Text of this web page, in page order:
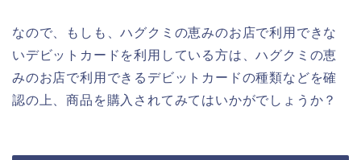
なので、もしも、ハグクミの恵みのお店で利用できな
いデビットカードを利用している方は、ハグクミの恵
みのお店で利用できるデビットカードの種類などを確
認の上、商品を購入されてみてはいかがでしょうか？